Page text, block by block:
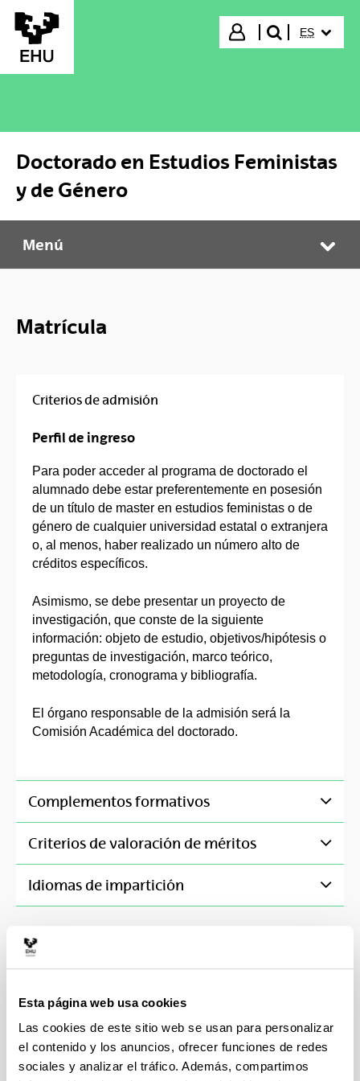
Esta página web usa cookies
Las cookies de este sitio web se usan para personalizar
el contenido y los anuncios, ofrecer funciones de redes
sociales y analizar el tráfico. Además, compartimos
Saltar al contenido principal
Iniciar sesión
buscar"
ES
Doctorado en Estudios Feministas
y de Género
Doctorado en Estudios Feministas y de Género
Menú
Matrícula
Criterios de admisión
Perfil de ingreso
Para poder acceder al programa de doctorado el
alumnado debe estar preferentemente en posesión
de un título de master en estudios feministas o de
género de cualquier universidad estatal o extranjera
o, al menos, haber realizado un número alto de
créditos específicos.
Asimismo, se debe presentar un proyecto de
investigación, que conste de la siguiente
información: objeto de estudio, objetivos/hipótesis o
preguntas de investigación, marco teórico,
metodología, cronograma y bibliografía.
El órgano responsable de la admisión será la
Comisión Académica del doctorado.
Complementos formativos
Criterios de valoración de méritos
Idiomas de impartición
(Abre una nueva ventana)
Preinscripción y matrícula
(Abre una nueva ventana)
(Abre una nueva ventana)